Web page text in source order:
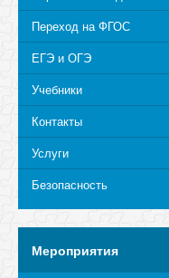
Переход на ФГОС
ЕГЭ и ОГЭ
Учебники
Контакты
Услуги
Безопасность
Мероприятия